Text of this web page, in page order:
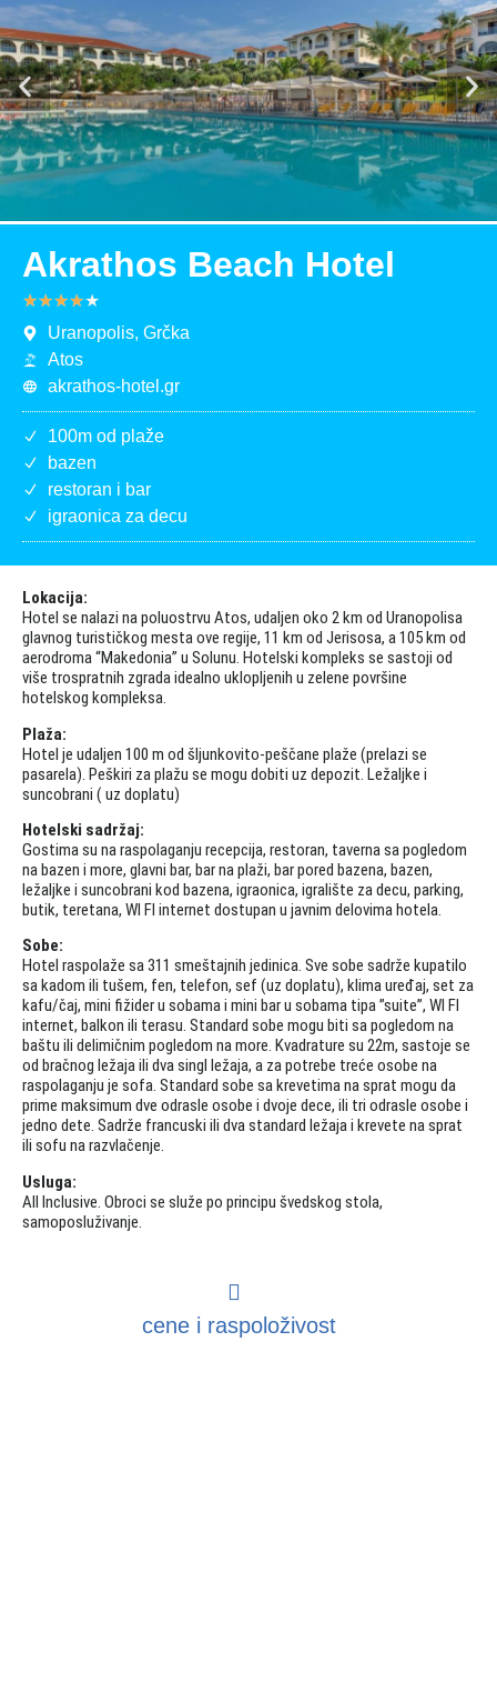
Akrathos Beach Hotel
★★★★★
Uranopolis, Grčka
Atos
akrathos-hotel.gr
100m od plaže
bazen
restoran i bar
igraonica za decu
Lokacija:
Hotel se nalazi na poluostrvu Atos, udaljen oko 2 km od Uranopolisa
glavnog turističkog mesta ove regije, 11 km od Jerisosa, a 105 km od
aerodroma “Makedonia” u Solunu. Hotelski kompleks se sastoji od
više trospratnih zgrada idealno uklopljenih u zelene površine
hotelskog kompleksa.
Plaža:
Hotel je udaljen 100 m od šljunkovito-peščane plaže (prelazi se
pasarela). Peškiri za plažu se mogu dobiti uz depozit. Ležaljke i
suncobrani ( uz doplatu)
Hotelski sadržaj:
Gostima su na raspolaganju recepcija, restoran, taverna sa pogledom
na bazen i more, glavni bar, bar na plaži, bar pored bazena, bazen,
ležaljke i suncobrani kod bazena, igraonica, igralište za decu, parking,
butik, teretana, WI FI internet dostupan u javnim delovima hotela.
Sobe:
Hotel raspolaže sa 311 smeštajnih jedinica. Sve sobe sadrže kupatilo
sa kadom ili tušem, fen, telefon, sef (uz doplatu), klima uređaj, set za
kafu/čaj, mini fižider u sobama i mini bar u sobama tipa ”suite”, WI FI
internet, balkon ili terasu. Standard sobe mogu biti sa pogledom na
baštu ili delimičnim pogledom na more. Kvadrature su 22m, sastoje se
od bračnog ležaja ili dva singl ležaja, a za potrebe treće osobe na
raspolaganju je sofa. Standard sobe sa krevetima na sprat mogu da
prime maksimum dve odrasle osobe i dvoje dece, ili tri odrasle osobe i
jedno dete. Sadrže francuski ili dva standard ležaja i krevete na sprat
ili sofu na razvlačenje.
Usluga:
All Inclusive. Obroci se služe po principu švedskog stola,
samoposluživanje.
cene i raspoloživost